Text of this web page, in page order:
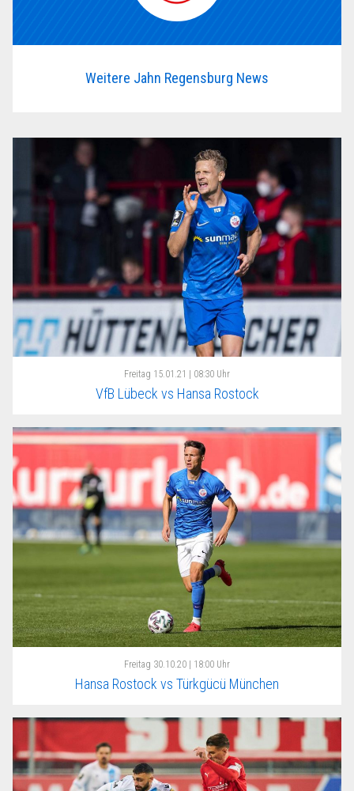
Weitere Jahn Regensburg News
Freitag 15.01.21 | 08:30 Uhr
VfB Lübeck vs Hansa Rostock
Freitag 30.10.20 | 18:00 Uhr
Hansa Rostock vs Türkgücü München